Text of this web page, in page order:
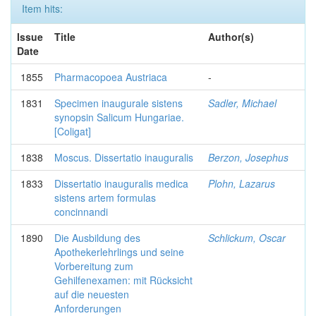
Item hits:
Issue
Date
Title Author(s)
1855 Pharmacopoea Austriaca
-
1831
Specimen inaugurale sistens
synopsin Salicum Hungariae.
[Coligat]
Sadler, Michael
1838 Moscus. Dissertatio inauguralis
Berzon, Josephus
1833
Dissertatio inauguralis medica
sistens artem formulas
concinnandi
Plohn, Lazarus
1890
Die Ausbildung des
Apothekerlehrlings und seine
Vorbereitung zum
Gehilfenexamen: mit Rücksicht
auf die neuesten
Anforderungen
Schlickum, Oscar